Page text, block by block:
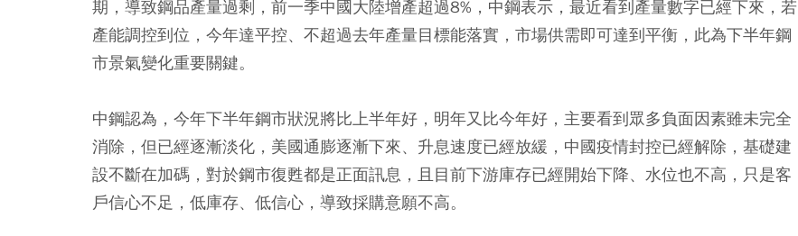
期，導致鋼品產量過剩，前一季中國大陸增產超過8%，中鋼表示，最近看到產量數字已經下來，若
產能調控到位，今年達平控、不超過去年產量目標能落實，市場供需即可達到平衡，此為下半年鋼
市景氣變化重要關鍵。
中鋼認為，今年下半年鋼市狀況將比上半年好，明年又比今年好，主要看到眾多負面因素雖未完全
消除，但已經逐漸淡化，美國通膨逐漸下來、升息速度已經放緩，中國疫情封控已經解除，基礎建
設不斷在加碼，對於鋼市復甦都是正面訊息，且目前下游庫存已經開始下降、水位也不高，只是客
戶信心不足，低庫存、低信心，導致採購意願不高。